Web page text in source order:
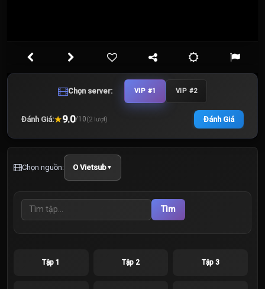
Chọn server: VIP #1 VIP #2
Đánh Giá:★9.0/10(2 lượt) Đánh Giá
Chọn nguồn: O Vietsub▼
Tìm
Tập 1 Tập 2 Tập 3